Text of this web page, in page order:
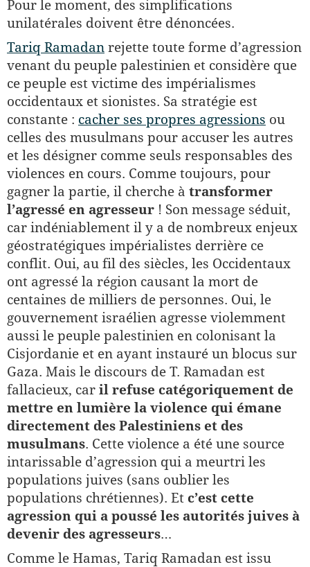
Pour le moment, des simplifications
unilatérales doivent être dénoncées.
Tariq Ramadan rejette toute forme d’agression
venant du peuple palestinien et considère que
ce peuple est victime des impérialismes
occidentaux et sionistes. Sa stratégie est
constante : cacher ses propres agressions ou
celles des musulmans pour accuser les autres
et les désigner comme seuls responsables des
violences en cours. Comme toujours, pour
gagner la partie, il cherche à transformer
l’agressé en agresseur ! Son message séduit,
car indéniablement il y a de nombreux enjeux
géostratégiques impérialistes derrière ce
conflit. Oui, au fil des siècles, les Occidentaux
ont agressé la région causant la mort de
centaines de milliers de personnes. Oui, le
gouvernement israélien agresse violemment
aussi le peuple palestinien en colonisant la
Cisjordanie et en ayant instauré un blocus sur
Gaza. Mais le discours de T. Ramadan est
fallacieux, car il refuse catégoriquement de
mettre en lumière la violence qui émane
directement des Palestiniens et des
musulmans. Cette violence a été une source
intarissable d’agression qui a meurtri les
populations juives (sans oublier les
populations chrétiennes). Et c’est cette
agression qui a poussé les autorités juives à
devenir des agresseurs…
Comme le Hamas, Tariq Ramadan est issu